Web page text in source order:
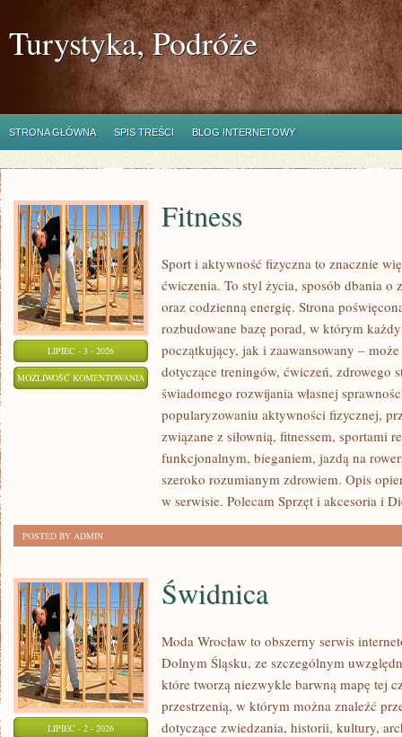
Turystyka, Podróże
STRONA GŁÓWNA SPIS TREŚCI BLOG INTERNETOWY
LIPIEC - 3 - 2026
MOŻLIWOŚĆ KOMENTOWANIA FITNESS
Fitness
Sport i aktywność fizyczna to znacznie
ćwiczenia. To styl życia, sposób dbania o
oraz codzienną energię. Strona
rozbudowane bazę porad, w którym
początkujący, jak i zaawansowany –
dotyczące treningów, ćwiczeń, zdrowego
świadomego rozwijania własnej
popularyzowaniu aktywności fizycznej,
związane z siłownią, fitnessem, sportami
funkcjonalnym, bieganiem, jazdą na
szeroko rozumianym zdrowiem. Opis
w serwisie. Polecam Sprzęt i akcesoria i
POSTED BY ADMIN
LIPIEC - 2 - 2026
Świdnica
Moda Wrocław to obszerny serwis
Dolnym Śląsku, ze szczególnym
które tworzą niezwykle barwną mapę tej
przestrzenią, w którym można znaleźć
dotyczące zwiedzania, historii, kultury,